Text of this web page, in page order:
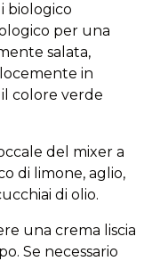
biologico
per una
salata,
in
colore verde
del mixer a
di limone, aglio,
di olio.
una crema liscia
Se necessario